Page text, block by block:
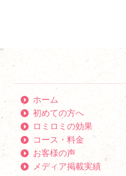
ホーム
初めての方へ
ロミロミの効果
コース・料金
お客様の声
メディア掲載実績